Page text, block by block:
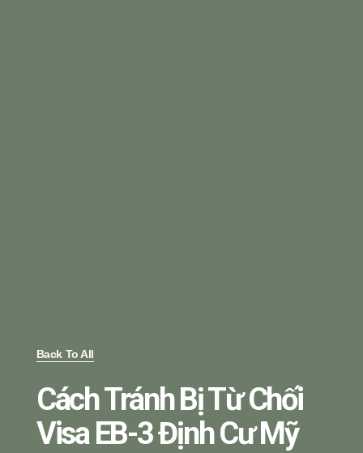
Back To All
Cách Tránh Bị Từ Chối
Visa EB-3 Định Cư Mỹ